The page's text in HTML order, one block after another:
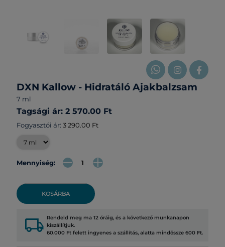
DXN Kallow - Hidratáló Ajakbalzsam
7 ml
Tagsági ár: 2 570.00 Ft
Fogyasztói ár: 3 290.00 Ft
Mennyiség:
KOSÁRBA
local_shipping Rendeld meg ma 12 óráig, és a következő munkanapon
kiszállítjuk.
60.000 Ft felett ingyenes a szállítás, alatta mindössze 600 Ft.